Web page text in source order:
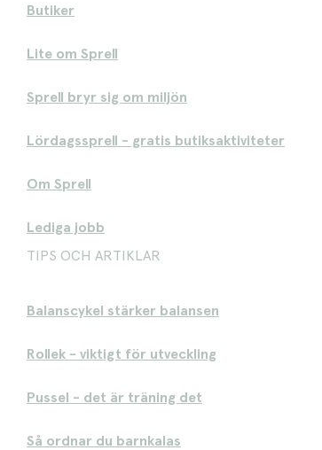
Butiker
Lite om Sprell
Sprell bryr sig om miljön
Lördagssprell - gratis butiksaktiviteter
Om Sprell
Lediga jobb
TIPS OCH ARTIKLAR
Balanscykel stärker balansen
Rollek - viktigt för utveckling
Pussel - det är träning det
Så ordnar du barnkalas